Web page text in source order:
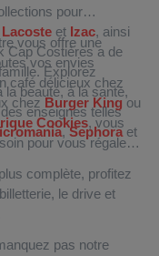
pour
Lacoste et Izac, ainsi
Cap Costières a de
Explorez
la beauté, à la santé,
enseignes telles
,Sephora et
vous offre une
vos envies
café délicieux chez
chez Burger King ou
Cookies, vous
pour vous régaler.
complète, profitez
le drive et
pas notre